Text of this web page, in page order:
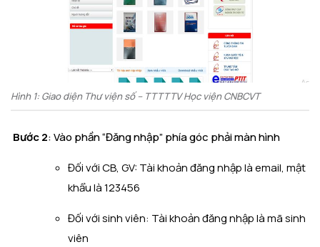
Hình 1: Giao diện Thư viện số – TTTTTV Học viện CNBCVT
Bước 2: Vào phần “Đăng nhập” phía góc phải màn hình
Đối với CB, GV: Tài khoản đăng nhập là email, mật
khẩu là 123456
Đối với sinh viên: Tài khoản đăng nhập là mã sinh
viên